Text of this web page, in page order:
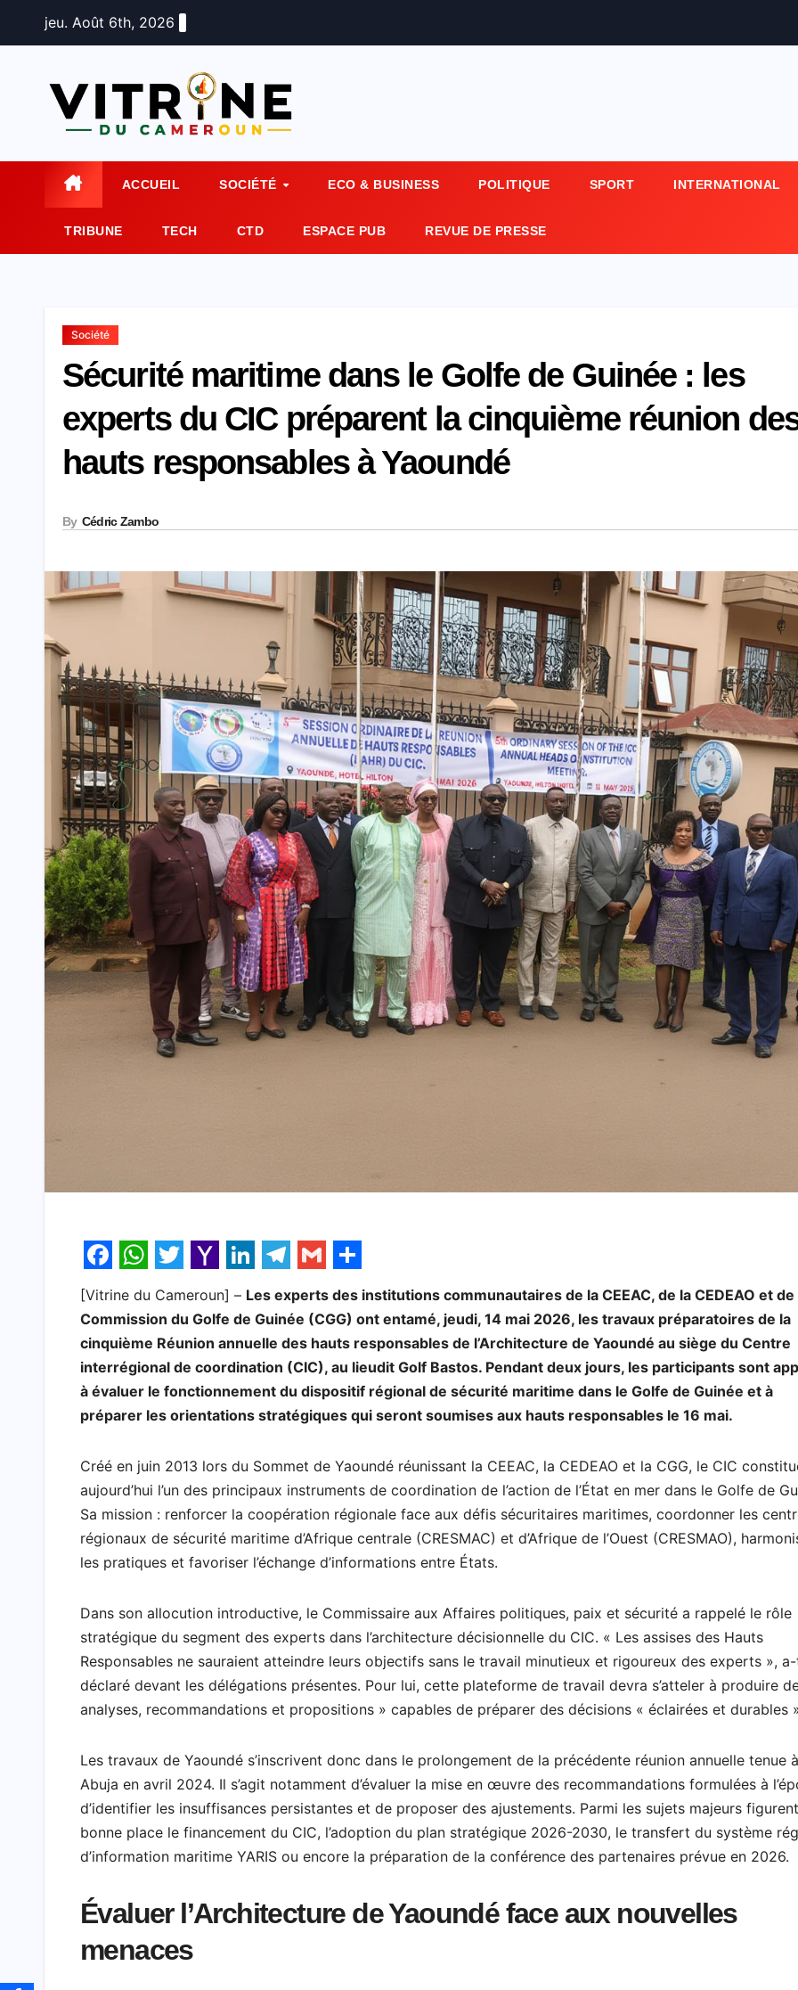
jeu. Août 6th, 2026
ACCUEIL SOCIÉTÉ ECO & BUSINESS POLITIQUE SPORT INTERNATIONAL
TRIBUNE TECH CTD ESPACE PUB REVUE DE PRESSE
Société
Sécurité maritime dans le Golfe de Guinée : les
experts du CIC préparent la cinquième réunion
hauts responsables à Yaoundé
By Cédric Zambo
F
a
c
e
b
o
o
k
W
h
a
t
s
A
p
p
T
w
i
t
t
e
r
Y
a
h
o
o
M
a
i
l
L
i
n
k
e
d
n
T
e
l
e
g
r
a
m
G
m
a
i
l
S
h
a
r
e
[Vitrine du Cameroun] – Les experts des institutions communautaires de la CEEAC, de la CEDEAO et de
Commission du Golfe de Guinée (CGG) ont entamé, jeudi, 14 mai 2026, les travaux préparatoires de la
cinquième Réunion annuelle des hauts responsables de l’Architecture de Yaoundé au siège du Centre
interrégional de coordination (CIC), au lieudit Golf Bastos. Pendant deux jours, les participants sont
à évaluer le fonctionnement du dispositif régional de sécurité maritime dans le Golfe de Guinée et à
préparer les orientations stratégiques qui seront soumises aux hauts responsables le 16 mai.
Créé en juin 2013 lors du Sommet de Yaoundé réunissant la CEEAC, la CEDEAO et la CGG, le CIC
aujourd’hui l’un des principaux instruments de coordination de l’action de l’État en mer dans le Golfe de
Sa mission : renforcer la coopération régionale face aux défis sécuritaires maritimes, coordonner les
régionaux de sécurité maritime d’Afrique centrale (CRESMAC) et d’Afrique de l’Ouest (CRESMAO),
les pratiques et favoriser l’échange d’informations entre États.
Dans son allocution introductive, le Commissaire aux Affaires politiques, paix et sécurité a rappelé le rôle
stratégique du segment des experts dans l’architecture décisionnelle du CIC. « Les assises des Hauts
Responsables ne sauraient atteindre leurs objectifs sans le travail minutieux et rigoureux des experts »,
déclaré devant les délégations présentes. Pour lui, cette plateforme de travail devra s’atteler à produire
analyses, recommandations et propositions » capables de préparer des décisions « éclairées et durables
Les travaux de Yaoundé s’inscrivent donc dans le prolongement de la précédente réunion annuelle tenue à
Abuja en avril 2024. Il s’agit notamment d’évaluer la mise en œuvre des recommandations formulées à
d’identifier les insuffisances persistantes et de proposer des ajustements. Parmi les sujets majeurs
bonne place le financement du CIC, l’adoption du plan stratégique 2026-2030, le transfert du système
d’information maritime YARIS ou encore la préparation de la conférence des partenaires prévue en 2026.
Évaluer l’Architecture de Yaoundé face aux nouvelles
menaces